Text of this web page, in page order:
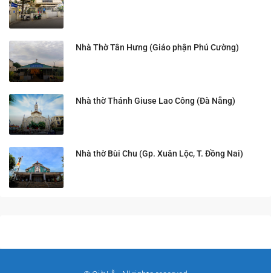
Nhà Thờ Tân Hưng (Giáo phận Phú Cường)
Nhà thờ Thánh Giuse Lao Công (Đà Nẵng)
Nhà thờ Bùi Chu (Gp. Xuân Lộc, T. Đồng Nai)